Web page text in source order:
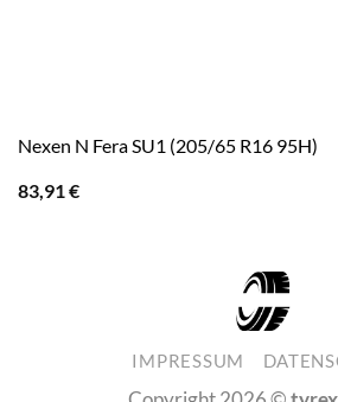
Nexen N Fera SU1 (205/65 R16 95H)
83,91€
IMPRESSUM